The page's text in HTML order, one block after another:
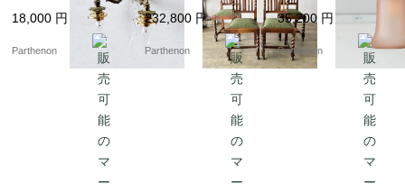
める灯具。重厚なダイ
キャスト製の2灯式ウォ
ールランプ【51766】
18,000 円
Parthenon
無垢材のツイストダイ
ニングチェア4脚セット
232,800 円
Parthenon
ド。温かみのあるピン
クが空間を彩るペンダ
ントライト【ls216-7】
35,200 円
Parthenon